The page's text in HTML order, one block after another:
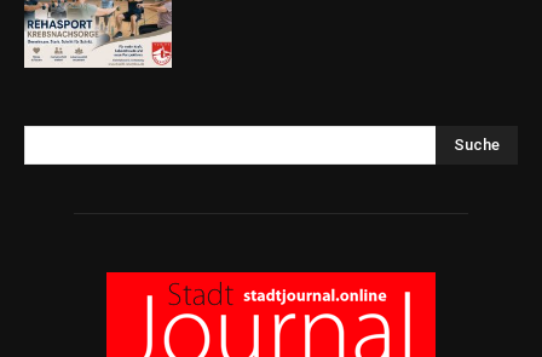
Suche